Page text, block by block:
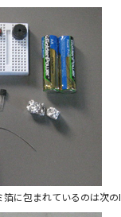
に包まれているのは次の